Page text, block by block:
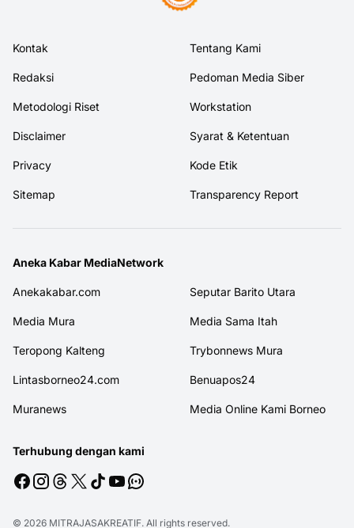
Kontak Tentang Kami
Redaksi Pedoman Media Siber
Metodologi Riset Workstation
Disclaimer Syarat & Ketentuan
Privacy Kode Etik
Sitemap Transparency Report
Aneka Kabar MediaNetwork
Anekakabar.com Seputar Barito Utara
Media Mura Media Sama Itah
Teropong Kalteng Trybonnews Mura
Lintasborneo24.com Benuapos24
Muranews Media Online Kami Borneo
Terhubung dengan kami
© 2026 MITRAJASAKREATIF. All rights reserved.